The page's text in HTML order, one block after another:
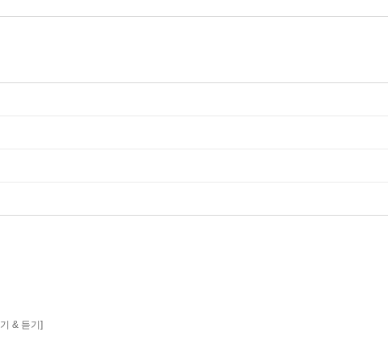
& 듣기]